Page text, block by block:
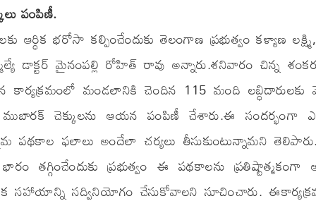
పంపిణీ.
ఆర్థిక భరోసా కల్పించేందుకు తెలంగాణ ప్రభుత్వం కళ్యాణ
డాక్టర్ మైనంపల్లి రోహిత్ రావు అన్నారు.శనివారం చిన్న
మండలానికి చెందిన 115 మంది లబ్ధిదారులకు
చెక్కులను ఆయన పంపిణీ చేశారు.ఈ సందర్భంగా
పథకాల ఫలాలు అందేలా చర్యలు తీసుకుంటున్నామని
తగ్గించేందుకు ప్రభుత్వం ఈ పథకాలను ప్రతిష్టాత్మకంగా
ఆర్థిక సహాయాన్ని సద్వినియోగం చేసుకోవాలని సూచించారు.